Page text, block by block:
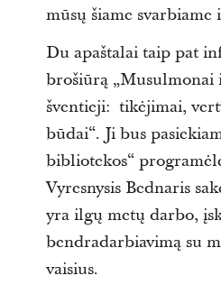
mūsų šiame
Du apaštalai taip pat
brošiūrą
šventieji: tikėjimai,
būdai“. Ji bus
bibliotekos“
Vyresnysis Bednaris
yra ilgų metų darbo,
bendradarbiavimą su
vaisius.